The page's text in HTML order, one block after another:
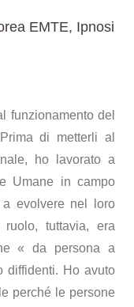
EMTE, Ipnosi
funzionamento del
di metterli al
ho lavorato a
Umane in campo
evolvere nel loro
ruolo, tuttavia, era
« da persona a
diffidenti. Ho avuto
perché le persone